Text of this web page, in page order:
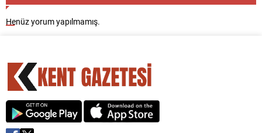
Henüz yorum yapılmamış.